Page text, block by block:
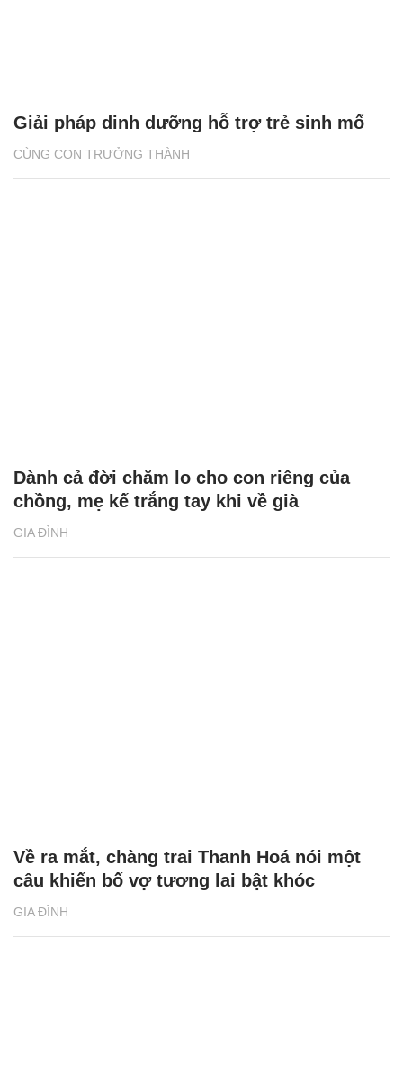
CÙNG CON TRƯỞNG THÀNH
Giải pháp dinh dưỡng hỗ trợ trẻ sinh mổ
GIA ĐÌNH
Dành cả đời chăm lo cho con riêng của
chồng, mẹ kế trắng tay khi về già
GIA ĐÌNH
Về ra mắt, chàng trai Thanh Hoá nói một
câu khiến bố vợ tương lai bật khóc